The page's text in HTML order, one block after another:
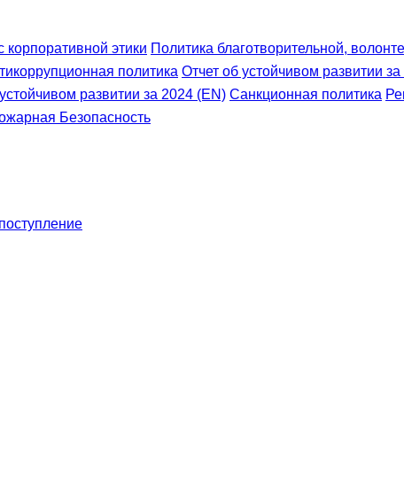
корпоративной этики Политика благотворительной,
политика Отчет об устойчивом развитии
развитии за 2024 (EN) Санкционная политика
Безопасность